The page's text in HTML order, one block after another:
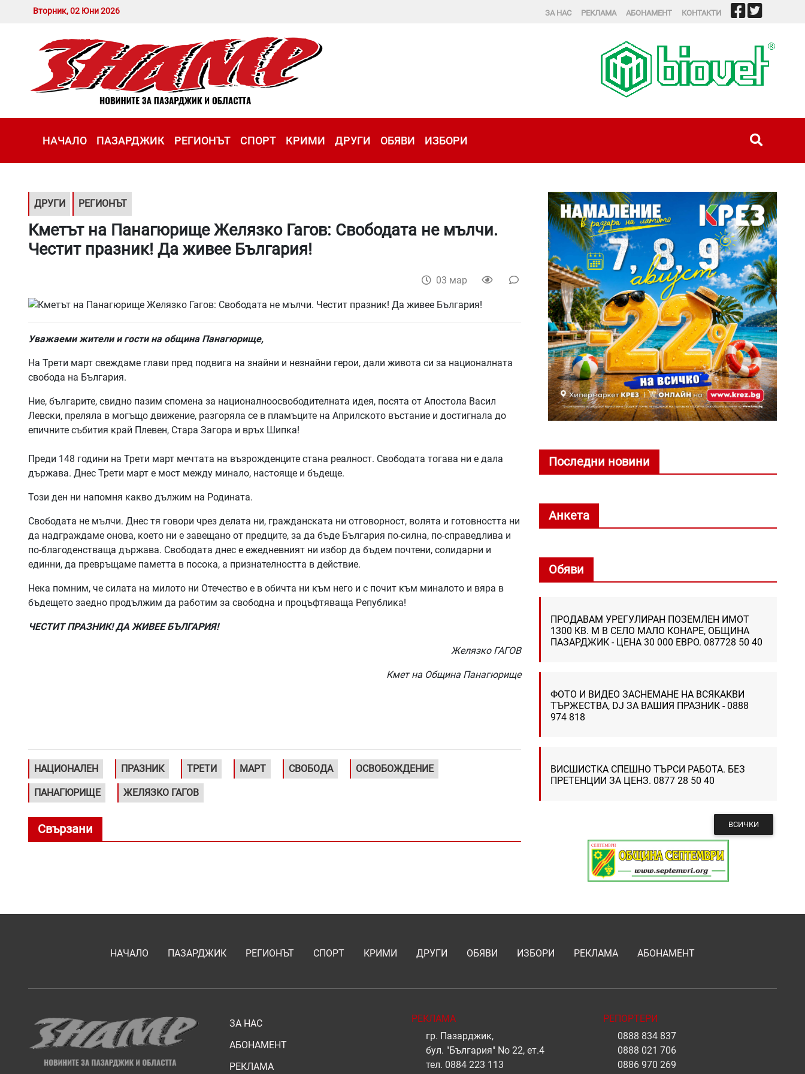
Вторник, 02 Юни 2026 ЗА НАС РЕКЛАМА АБОНАМЕНТ КОНТАКТИ
НАЧАЛО ПАЗАРДЖИК РЕГИОНЪТ СПОРТ КРИМИ ДРУГИ ОБЯВИ ИЗБОРИ
ДРУГИ РЕГИОНЪТ
Кметът на Панагюрище Желязко Гагов: Свободата не мълчи.
Честит празник! Да живее България!
03 мар
Уважаеми жители и гости на община Панагюрище,
На Трети март свеждаме глави пред подвига на знайни и незнайни герои, дали живота си за националната
свобода на България.
Ние, българите, свидно пазим спомена за националноосвободителната идея, посята от Апостола Васил
Левски, преляла в могъщо движение, разгоряла се в пламъците на Априлското въстание и достигнала до
епичните събития край Плевен, Стара Загора и връх Шипка!
Преди 148 години на Трети март мечтата на възрожденците стана реалност. Свободата тогава ни е дала
държава. Днес Трети март е мост между минало, настояще и бъдеще.
Този ден ни напомня какво дължим на Родината.
Свободата не мълчи. Днес тя говори чрез делата ни, гражданската ни отговорност, волята и готовността ни
да надграждаме онова, което ни е завещано от предците, за да бъде България по-силна, по-справедлива и
по-благоденстваща държава. Свободата днес е ежедневният ни избор да бъдем почтени, солидарни и
единни, да превръщаме паметта в посока, а признателността в действие.
Нека помним, че силата на милото ни Отечество е в обичта ни към него и с почит към миналото и вяра в
бъдещето заедно продължим да работим за свободна и процъфтяваща Република!
ЧЕСТИТ ПРАЗНИК! ДА ЖИВЕЕ БЪЛГАРИЯ!
Желязко ГАГОВ
Кмет на Община Панагюрище
НАЦИОНАЛЕН ПРАЗНИК ТРЕТИ МАРТ СВОБОДА ОСВОБОЖДЕНИЕ
ПАНАГЮРИЩЕ ЖЕЛЯЗКО ГАГОВ
Свързани
Последни новини
Анкета
Обяви
ПРОДАВАМ УРЕГУЛИРАН ПОЗЕМЛЕН ИМОТ
1300 КВ. М В СЕЛО МАЛО КОНАРЕ, ОБЩИНА
ПАЗАРДЖИК - ЦЕНА 30 000 ЕВРО. 087728 50 40
ФОТО И ВИДЕО ЗАСНЕМАНЕ НА ВСЯКАКВИ
ТЪРЖЕСТВА, DJ ЗА ВАШИЯ ПРАЗНИК - 0888
974 818
ВИСШИСТКА СПЕШНО ТЪРСИ РАБОТА. БЕЗ
ПРЕТЕНЦИИ ЗА ЦЕНЗ. 0877 28 50 40
ВСИЧКИ
НАЧАЛО ПАЗАРДЖИК РЕГИОНЪТ СПОРТ КРИМИ ДРУГИ ОБЯВИ ИЗБОРИ РЕКЛАМА АБОНАМЕНТ
ЗА НАС
АБОНАМЕНТ
РЕКЛАМА
РЕКЛАМА
гр. Пазарджик,
бул. "България" No 22, ет.4
тел. 0884 223 113
РЕПОРТЕРИ
0888 834 837
0888 021 706
0886 970 269